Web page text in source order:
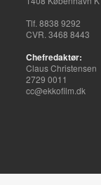
Tlf. 8838 9292
CVR. 3468 8443
Chefredaktør:
Claus Christensen
2729 0011
cc@ekkofilm.dk